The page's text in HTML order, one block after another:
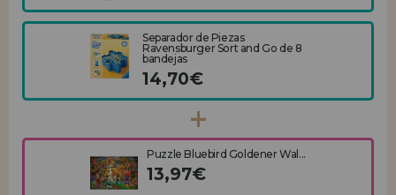
Separador de Piezas
Ravensburger Sort and Go de 8
bandejas
14,70€
Puzzle Bluebird Goldener Wal...
13,97€